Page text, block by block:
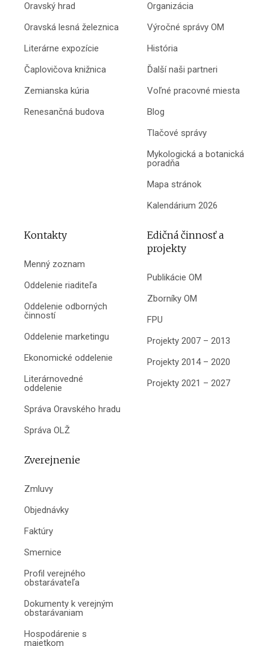
Oravský hrad
Oravská lesná železnica
Literárne expozície
Čaplovičova knižnica
Zemianska kúria
Renesančná budova
Organizácia
Výročné správy OM
História
Ďalší naši partneri
Voľné pracovné miesta
Blog
Tlačové správy
Mykologická a botanická
poradňa
Mapa stránok
Kalendárium 2026
Kontakty
Menný zoznam
Oddelenie riaditeľa
Oddelenie odborných
činností
Oddelenie marketingu
Ekonomické oddelenie
Literárnovedné
oddelenie
Správa Oravského hradu
Správa OLŽ
Edičná činnosť a
projekty
Publikácie OM
Zborníky OM
FPU
Projekty 2007 – 2013
Projekty 2014 – 2020
Projekty 2021 – 2027
Zverejnenie
Zmluvy
Objednávky
Faktúry
Smernice
Profil verejného
obstarávateľa
Dokumenty k verejným
obstarávaniam
Hospodárenie s
majetkom